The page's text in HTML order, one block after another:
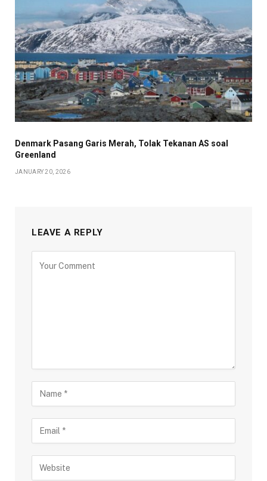
Denmark Pasang Garis Merah, Tolak Tekanan AS soal
Greenland
JANUARY 20, 2026
LEAVE A REPLY